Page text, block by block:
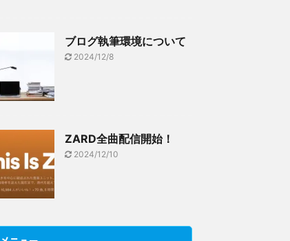
ブログ執筆環境について
2024/12/8
ZARD全曲配信開始！
2024/12/10